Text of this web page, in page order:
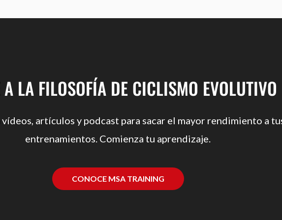
A LA FILOSOFÍA DE CICLISMO EVOLUTIVO
vídeos, artículos y podcast para sacar el mayor rendimiento a
entrenamientos. Comienza tu aprendizaje.
CONOCE MSA TRAINING